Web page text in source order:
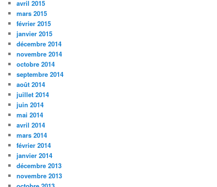
avril 2015
mars 2015
février 2015
janvier 2015
décembre 2014
novembre 2014
octobre 2014
septembre 2014
août 2014
juillet 2014
juin 2014
mai 2014
avril 2014
mars 2014
février 2014
janvier 2014
décembre 2013
novembre 2013